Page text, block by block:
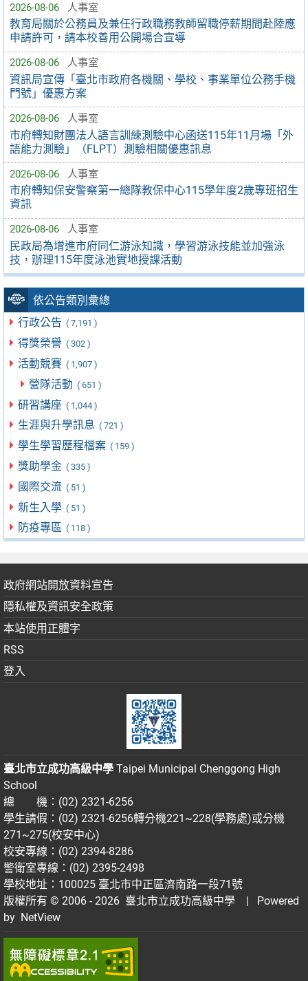
2026-08-06 人事室
教育局關於公務員及兼任行政職務教師留職停薪期間赴陸應
申請許可，請本校善用公開場合宣導
2026-08-06 人事室
資訊局宣傳「臺北市政府各機關、學校、事業單位公務手機
門號」優惠方案
2026-08-06 人事室
市府轉知財團法人語言訓練測驗中心函送115年11月場「外
語能力測驗」（FLPT）測驗相關優惠訊息
2026-08-06 人事室
市府轉知保安警察第一總隊教保中心115學年度2歲專班招生
資訊
2026-08-06 人事室
民政局為增進市府同仁游泳知識，學習游泳技能並加強泳
技，辦理115年度泳池實地授課活動
依公告類別彙總
行政公告 ( 7,191 )
得獎榮譽 ( 302 )
活動競賽 ( 1,907 )
營隊活動 ( 651 )
研習講座 ( 1,044 )
生涯與升學訊息 ( 721 )
學生學習歷程檔案 ( 159 )
獎助學金 ( 335 )
國際交流 ( 51 )
新生入學 ( 51 )
防疫專區 ( 118 )
政府網站開放資料宣告
隱私權及資訊安全政策
本站使用正體字
RSS
登入
臺北市立成功高級中學 Taipei Municipal Chenggong High
School
總 機：(02) 2321-6256
學生請假：(02) 2321-6256轉分機221~228(學務處)或分機
271~275(校安中心)
校安專線：(02) 2394-8286
警衛室專線：(02) 2395-2498
學校地址：100025 臺北市中正區濟南路一段71號
版權所有 © 2006 - 2026 臺北市立成功高級中學
| Powered
by NetView